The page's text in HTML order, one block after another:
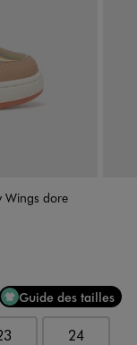
Wings dore
Guide des tailles
24